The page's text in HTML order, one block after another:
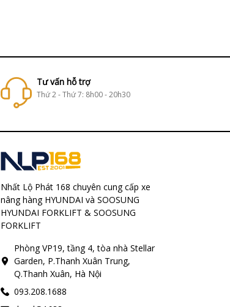
Tư vấn hỗ trợ
Thứ 2 - Thứ 7: 8h00 - 20h30
Nhất Lộ Phát 168 chuyên cung cấp xe
nâng hàng HYUNDAI và SOOSUNG
HYUNDAI FORKLIFT & SOOSUNG
FORKLIFT
Phòng VP19, tầng 4, tòa nhà Stellar
Garden, P.Thanh Xuân Trung,
Q.Thanh Xuân, Hà Nội
093.208.1688